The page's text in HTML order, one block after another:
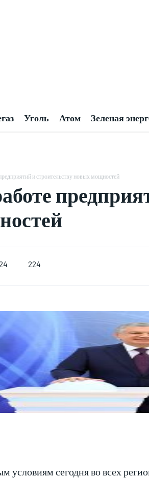
Уголь Атом Зеленая
и строительству новых мощностей
224
условиям сегодня во всех